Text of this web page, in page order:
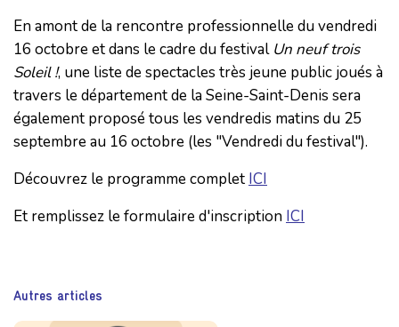
En amont de la rencontre professionnelle du vendredi
16 octobre et dans le cadre du festival Un neuf trois
Soleil !, une liste de spectacles très jeune public joués à
travers le département de la Seine-Saint-Denis sera
également proposé tous les vendredis matins du 25
septembre au 16 octobre (les "Vendredi du festival").
Découvrez le programme complet ICI
Et remplissez le formulaire d'inscription ICI
Autres articles